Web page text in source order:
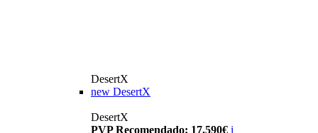
DesertX
new DesertX
DesertX
PVP Recomendado: 17.590€ i